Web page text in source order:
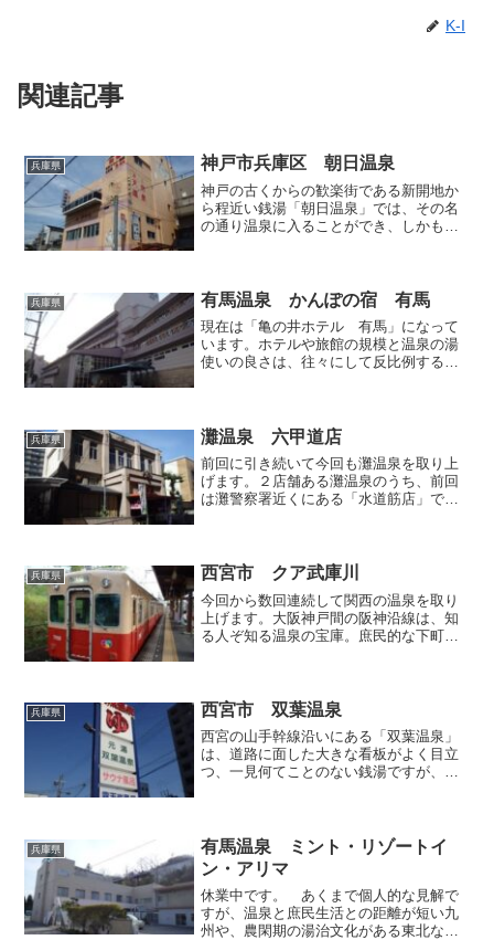
K-I
関連記事
兵庫県 神戸市兵庫区 朝日温泉
神戸の古くからの歓楽街である新開地か
ら程近い銭湯「朝日温泉」では、その名
の通り温泉に入ることができ、しかも自
いるのですが、最寄り駅...
兵庫県 有馬温泉 かんぽの宿 有馬
現在は「亀の井ホテル 有馬」になって
います。ホテルや旅館の規模と温泉の湯
使いの良さは、往々にして反比例する関
設で分けあっているため、...
兵庫県 灘温泉 六甲道店
前回に引き続いて今回も灘温泉を取り上
げます。２店舗ある灘温泉のうち、前回
は灘警察署近くにある「水道筋店」でし
ンション群が整然と建ち...
兵庫県 西宮市 クア武庫川
今回から数回連続して関西の温泉を取り
上げます。大阪神戸間の阪神沿線は、知
る人ぞ知る温泉の宝庫。庶民的な下町の
があり、温泉ファンも唸る...
兵庫県 西宮市 双葉温泉
西宮の山手幹線沿いにある「双葉温泉」
は、道路に面した大きな看板がよく目立
つ、一見何てことのない銭湯ですが、お
所自体はJRや阪急の線路...
兵庫県
有馬温泉 ミント・リゾートイ
ン・アリマ
休業中です。 あくまで個人的な見解で
すが、温泉と庶民生活との距離が短い九
州や、農閑期の湯治文化がある東北など